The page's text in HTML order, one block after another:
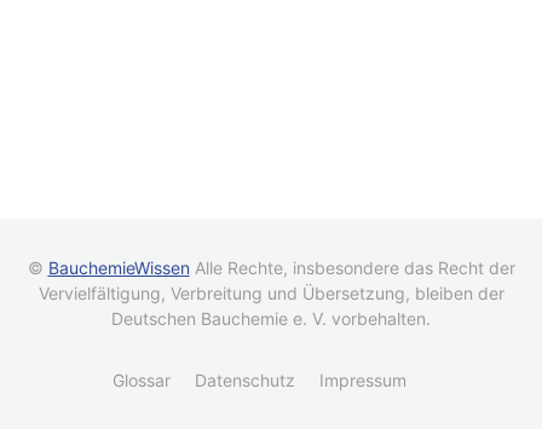
© BauchemieWissen Alle Rechte, insbesondere das Recht der
Vervielfältigung, Verbreitung und Übersetzung, bleiben der
Deutschen Bauchemie e. V. vorbehalten.
Glossar Datenschutz Impressum